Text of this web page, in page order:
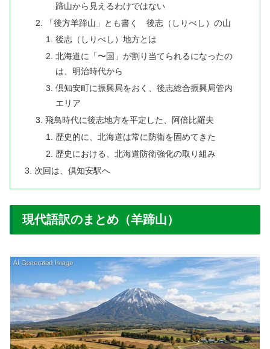
蹄山から見えるわけではない
「後方羊蹄山」とも書く 後志（しりべし）の山
後志（しりべし）地方とは
北海道に「〜国」が割り当てられるになったの
は、明治時代から
倶知安町に振興局をおく、後志総合振興局管内
エリア
飛鳥時代に後志地方を平定した、阿倍比羅夫
歴史的に、北海道は常に防衛を固めてきた
歴史における、北海道防衛強化の取り組み
次回は、倶知安駅へ
現代語訳のまとめ（羊蹄山）